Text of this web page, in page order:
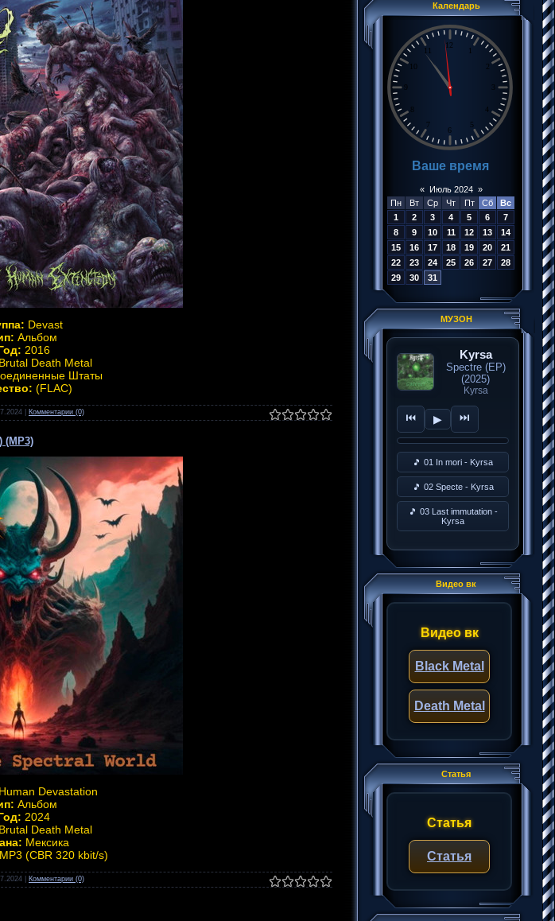
Devast
Альбом
2016
Brutal Death Metal
Штаты
(FLAC)
Комментарии (0)
(MP3)
Devastation
Альбом
2024
Brutal Death Metal
Мексика
MP3 (CBR 320 kbit/s)
Комментарии (0)
Календарь
« Июль 2024 »
Пн
Вт Ср Чт Пт Сб
Вс
1
2 3 4 5 6
7
8
9 10 11 12 13
14
15
16 17 18 19 20
21
22
23 24 25 26 27
28
29
30 31
МУЗОН
Kyrsa
Spectre (EP)
(2025)
Kyrsa
⏮ ▶ ⏭
🎵 01 In mori - Kyrsa
🎵 02 Specte - Kyrsa
🎵 03 Last immutation -
Kyrsa
Видео вк
Видео вк
Black Metal
Death Metal
Статья
Статья
Статья